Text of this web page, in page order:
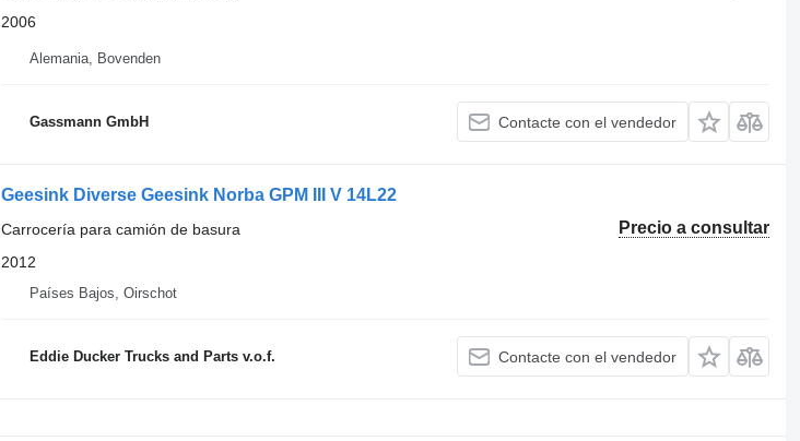
2006
Alemania, Bovenden
Gassmann GmbH Contacte con el vendedor
Geesink Diverse Geesink Norba GPM III V 14L22
Precio a consultar
Carrocería para camión de basura
2012
Países Bajos, Oirschot
Eddie Ducker Trucks and Parts v.o.f. Contacte con el vendedor